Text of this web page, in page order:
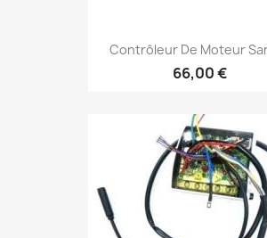
Contrôleur De Moteur
66,00 €